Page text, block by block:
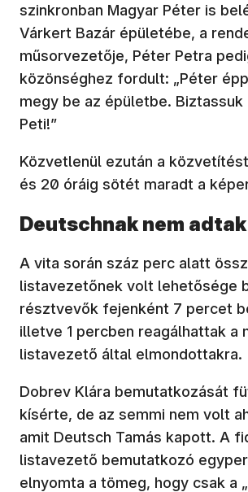
szinkronban Magyar Péter is
Várkert Bazár épületébe, a
műsorvezetője, Péter Petra
közönséghez fordult: „Péter
megy be az épületbe. Biztassuk
Peti!”
Közvetlenül ezután a
és 20 óráig sötét maradt a
Deutschnak nem
A vita során száz perc alatt
listavezetőnek volt lehetősége
résztvevők fejenként 7 percet
illetve 1 percben reagálhattak a
listavezető által elmondottakra.
Dobrev Klára bemutatkozását
kísérte, de az semmi nem volt
amit Deutsch Tamás kapott. A
listavezető bemutatkozó
elnyomta a tömeg, hogy csak a